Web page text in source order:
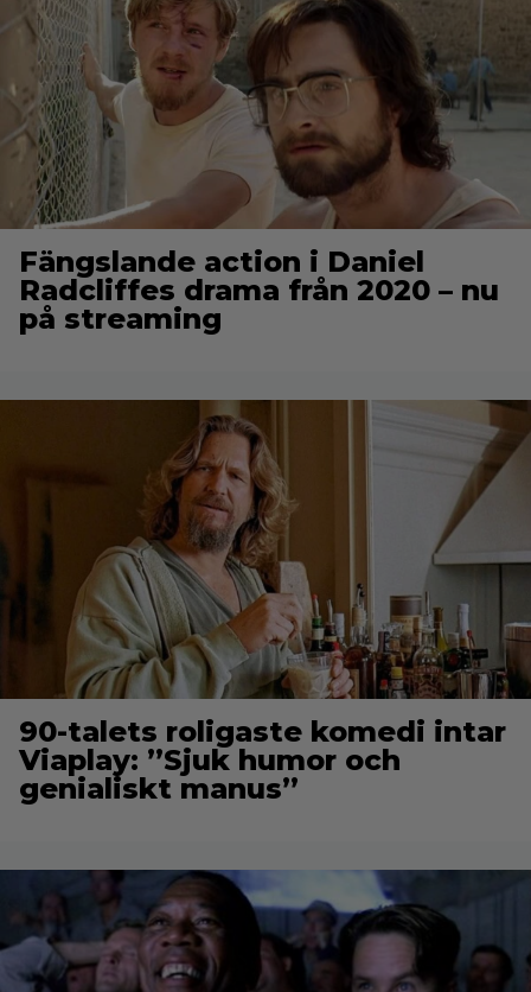
Fängslande action i Daniel
Radcliffes drama från 2020 – nu
på streaming
90-talets roligaste komedi intar
Viaplay: ”Sjuk humor och
genialiskt manus”